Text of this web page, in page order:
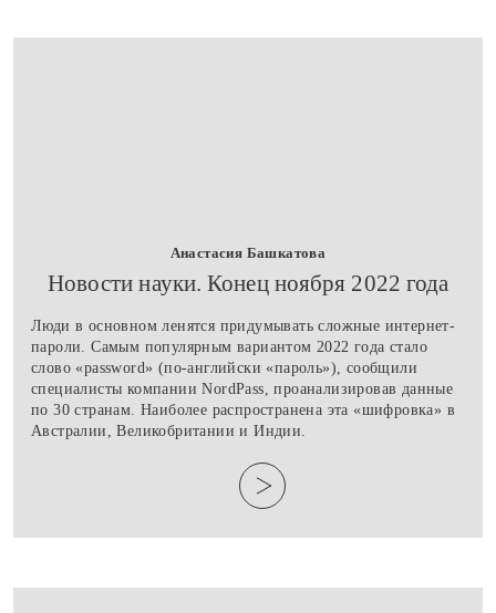
Анастасия Башкатова
​Новости науки. Конец ноября 2022 года
Люди в основном ленятся придумывать сложные интернет-
пароли. Самым популярным вариантом 2022 года стало
слово «password» (по-английски «пароль»), сообщили
специалисты компании NordPass, проанализировав данные
по 30 странам. Наиболее распространена эта «шифровка» в
Австралии, Великобритании и Индии.